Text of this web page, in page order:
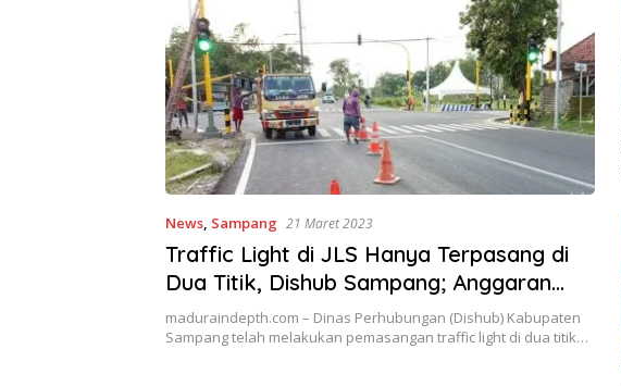
News, Sampang 21 Maret 2023
Traffic Light di JLS Hanya Terpasang di
Dua Titik, Dishub Sampang; Anggaran
Belum Cukup
maduraindepth.com – Dinas Perhubungan (Dishub) Kabupaten
Sampang telah melakukan pemasangan traffic light di dua titik…